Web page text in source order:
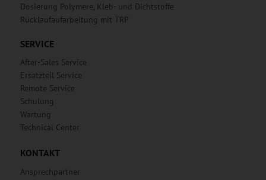
Dosierung Polymere, Kleb- und Dichtstoffe
Rücklaufaufarbeitung mit TRP
SERVICE
After-Sales Service
Ersatzteil Service
Remote Service
Schulung
Wartung
Technical Center
KONTAKT
Ansprechpartner